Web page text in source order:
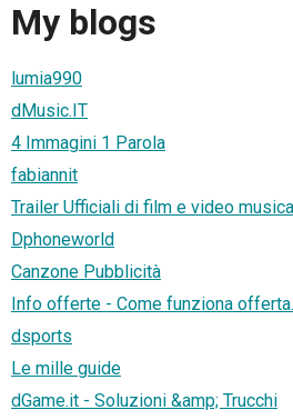
My blogs
lumia990
dMusic.IT
4 Immagini 1 Parola
fabiannit
Trailer Ufficiali di film e video
Dphoneworld
Canzone Pubblicità
Info offerte - Come funziona
dsports
Le mille guide
dGame.it - Soluzioni &amp; Trucchi